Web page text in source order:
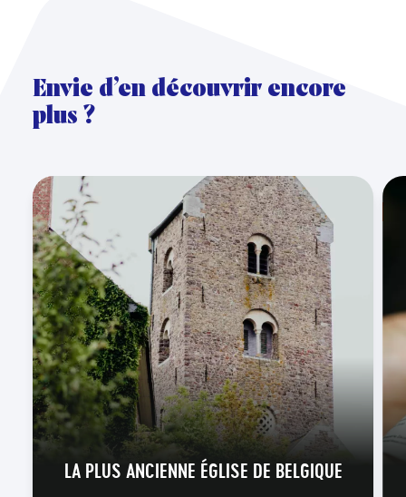
Envie d’en découvrir encore
plus ?
LA PLUS ANCIENNE ÉGLISE DE BELGIQUE